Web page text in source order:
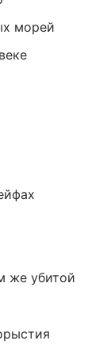
морей
же убитой